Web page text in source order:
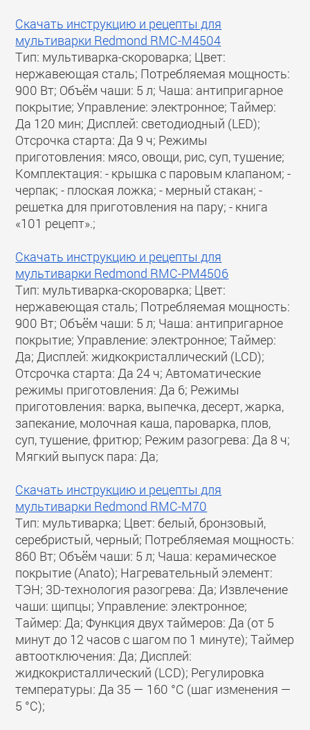
Скачать инструкцию и рецепты для
мультиварки Redmond RMC-M4504
Тип: мультиварка-скороварка; Цвет:
нержавеющая сталь; Потребляемая мощность:
900 Вт; Объём чаши: 5 л; Чаша: антипригарное
покрытие; Управление: электронное; Таймер:
Да 120 мин; Дисплей: светодиодный (LED);
Отсрочка старта: Да 9 ч; Режимы
приготовления: мясо, овощи, рис, суп, тушение;
Комплектация: - крышка с паровым клапаном; -
черпак; - плоская ложка; - мерный стакан; -
решетка для приготовления на пару; - книга
«101 рецепт».;
Скачать инструкцию и рецепты для
мультиварки Redmond RMC-PM4506
Тип: мультиварка-скороварка; Цвет:
нержавеющая сталь; Потребляемая мощность:
900 Вт; Объём чаши: 5 л; Чаша: антипригарное
покрытие; Управление: электронное; Таймер:
Да; Дисплей: жидкокристаллический (LCD);
Отсрочка старта: Да 24 ч; Автоматические
режимы приготовления: Да 6; Режимы
приготовления: варка, выпечка, десерт, жарка,
запекание, молочная каша, пароварка, плов,
суп, тушение, фритюр; Режим разогрева: Да 8 ч;
Мягкий выпуск пара: Да;
Скачать инструкцию и рецепты для
мультиварки Redmond RMC-M70
Тип: мультиварка; Цвет: белый, бронзовый,
серебристый, черный; Потребляемая мощность:
860 Вт; Объём чаши: 5 л; Чаша: керамическое
покрытие (Anato); Нагревательный элемент:
ТЭН; 3D-технология разогрева: Да; Извлечение
чаши: щипцы; Управление: электронное;
Таймер: Да; Функция двух таймеров: Да (от 5
минут до 12 часов с шагом по 1 минуте); Таймер
автоотключения: Да; Дисплей:
жидкокристаллический (LCD); Регулировка
температуры: Да 35 — 160 °C (шаг изменения —
5 °C);